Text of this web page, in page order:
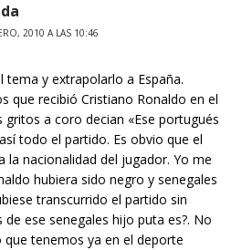
2010 A LAS 10:46
tema y extrapolarlo a España.
que recibió Cristiano Ronaldo en el
gritos a coro decian «Ese portugués
todo el partido. Es obvio que el
la nacionalidad del jugador. Yo me
hubiera sido negro y senegales
transcurrido el partido sin
ese senegales hijo puta es?. No
que tenemos ya en el deporte